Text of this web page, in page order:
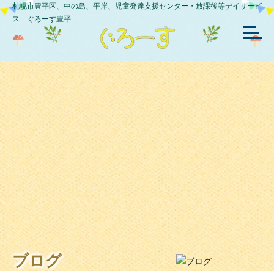
札幌市豊平区、中の島、平岸、児童発達支援センター・放課後等デイサービ
ス ぐろーす豊平
ブログ